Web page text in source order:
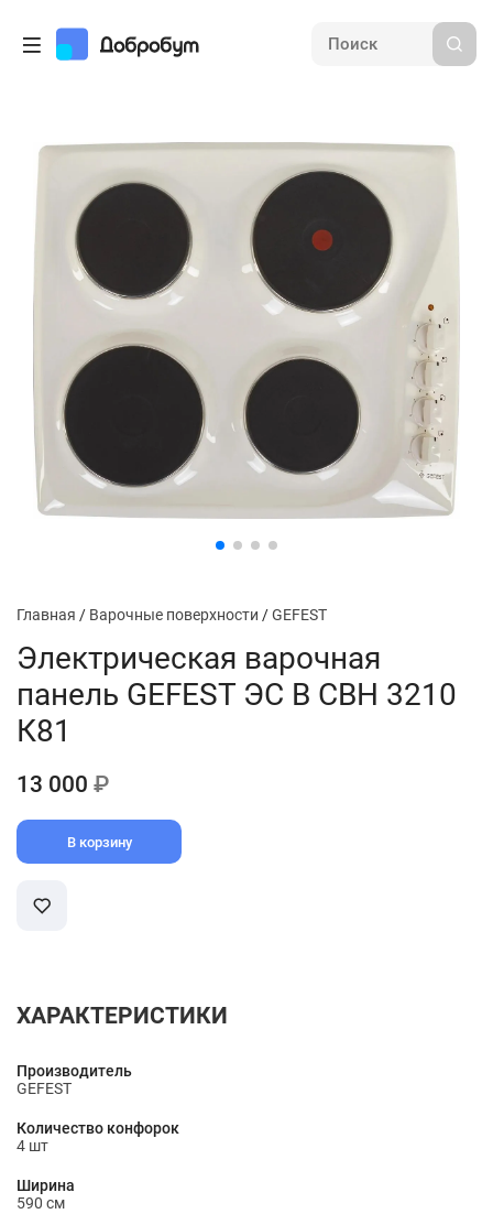
Главная / Варочные поверхности /GEFEST
Электрическая варочная
панель GEFEST ЭС В СВН 3210
К81
13 000 ₽
В корзину
ХАРАКТЕРИСТИКИ
Производитель
GEFEST
Количество конфорок
4 шт
Ширина
590 см